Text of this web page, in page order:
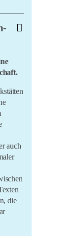
–
auch
die